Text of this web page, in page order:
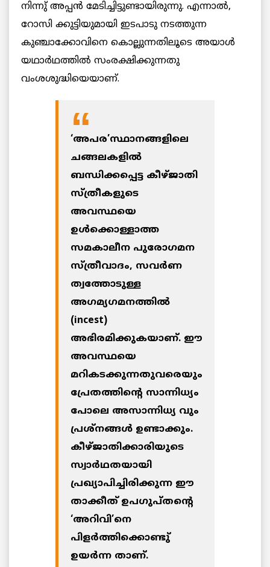
നിന്നു് അപ്പന്‍ മേടിച്ചിട്ടുണ്ടായിരുന്നു. എന്നാല്‍,
റോസി ക്കുട്ടിയുമായി ഇടപാടു നടത്തുന്ന
കുഞ്ചാക്കോവിനെ കൊല്ലുന്നതിലൂടെ അയാള്‍
യഥാര്‍ഥത്തില്‍ സംരക്ഷിക്കുന്നതു
വംശശുദ്ധിയെയാണ്.
‘അപര’സ്ഥാനങ്ങളിലെ
ചങ്ങലകളില്‍
ബന്ധിക്കപ്പെട്ട കീഴ്ജാതി
സ്ത്രീകളുടെ
അവസ്ഥയെ
ഉള്‍ക്കൊള്ളാത്ത
സമകാലീന പുരോഗമന
സ്ത്രീവാദം, സവര്‍ണ
ത്വത്തോടുള്ള
അഗമ്യഗമനത്തില്‍
(incest)
അഭിരമിക്കുകയാണ്. ഈ
അവസ്ഥയെ
മറികടക്കുന്നതുവരെയും
പ്രേതത്തിന്‍റെ സാന്നിധ്യം
പോലെ അസാന്നിധ്യ വും
പ്രശ്നങ്ങള്‍ ഉണ്ടാക്കും.
കീഴ്ജാതിക്കാരിയുടെ
സ്വാര്‍ഥതയായി
പ്രഖ്യാപിച്ചിരിക്കുന്ന ഈ
താക്കീത് ഉപഗുപ്തന്‍റെ
‘അറിവി’നെ
പിളര്‍ത്തിക്കൊണ്ടു്
ഉയര്‍ന്ന താണ്.